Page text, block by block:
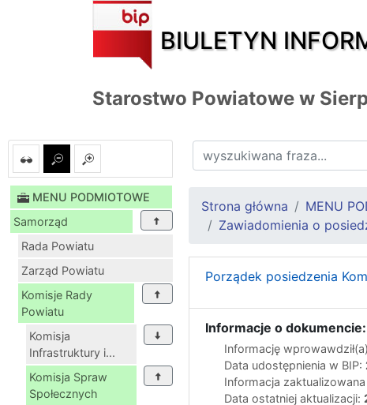
BIULETYN
Starostwo Powiatowe w
MENU PODMIOTOWE
Samorząd
Rada Powiatu
Zarząd Powiatu
Komisje Rady
Powiatu
Komisja
Infrastruktury i...
Komisja Spraw
Społecznych
Strona główna MENU
Zawiadomienia o
Porządek posiedzenia
Informacje o dokumencie:
Informację
Data udostępnienia w BIP:
Informacja
Data ostatniej aktualizacji: